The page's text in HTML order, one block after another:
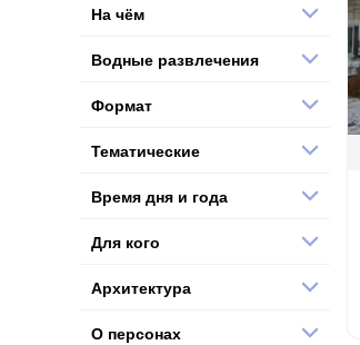
На чём
Водные развлечения
Формат
Тематические
Время дня и года
Для кого
Архитектура
О персонах